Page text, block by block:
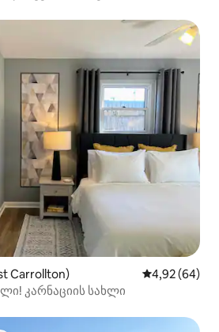
Carrollton) საშუალო
4,92 (64)
კარნაციის სახლი